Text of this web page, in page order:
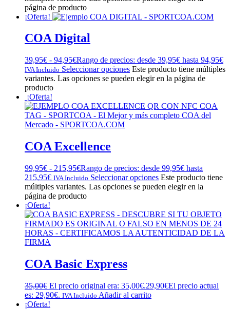
página de producto
¡Oferta!
COA Digital
39,95€ - 94,95€Rango de precios: desde 39,95€ hasta 94,95€
IVA Incluido Seleccionar opciones Este producto tiene múltiples
variantes. Las opciones se pueden elegir en la página de
producto
¡Oferta!
COA Excellence
99,95€ - 215,95€Rango de precios: desde 99,95€ hasta
215,95€ IVA Incluido Seleccionar opciones Este producto tiene
múltiples variantes. Las opciones se pueden elegir en la
página de producto
¡Oferta!
COA Basic Express
35,00€ El precio original era: 35,00€.29,90€El precio actual
es: 29,90€. IVA Incluido Añadir al carrito
¡Oferta!